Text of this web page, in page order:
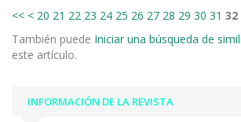
<< < 20 21 22 23 24 25 26 27 28 29 30 31 32
También puede Iniciar una búsqueda de
este artículo.
INFORMACIÓN DE LA REVISTA